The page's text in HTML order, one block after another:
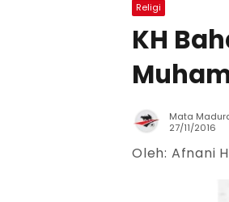
Religi
KH
Mata
27/11/2016
Oleh: Afnani